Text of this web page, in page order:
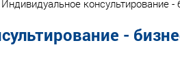
Индивидуальное консультирование -
-